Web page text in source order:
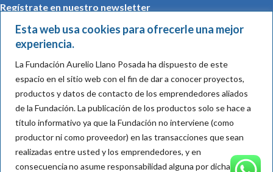
Esta web usa cookies para ofrecerle una mejor
experiencia.
La Fundación Aurelio Llano Posada ha dispuesto de este
espacio en el sitio web con el fin de dar a conocer proyectos,
productos y datos de contacto de los emprendedores aliados
de la Fundación.La publicación de los productos solo se hace a
título informativo ya que la Fundación no interviene (como
productor ni como proveedor) en las transacciones que sean
realizadas entre usted y los emprendedores, y en
consecuenciano asume responsabilidad alguna por dichas
Regístrate en nuestro newsletter
Nombre*:
Mail*: